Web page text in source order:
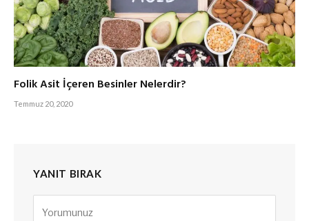
Folik Asit İçeren Besinler Nelerdir?
Temmuz 20, 2020
YANIT BIRAK